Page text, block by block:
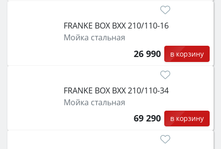
FRANKE BOX BXX 210/110-16
Мойка стальная
26 990 в корзину
FRANKE BOX BXX 210/110-34
Мойка стальная
69 290 в корзину